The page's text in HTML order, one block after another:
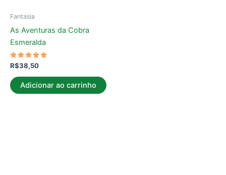
Fantasia
As Aventuras da Cobra
Esmeralda
Avaliação
5.00
de 5
R$38,50
Adicionar ao carrinho